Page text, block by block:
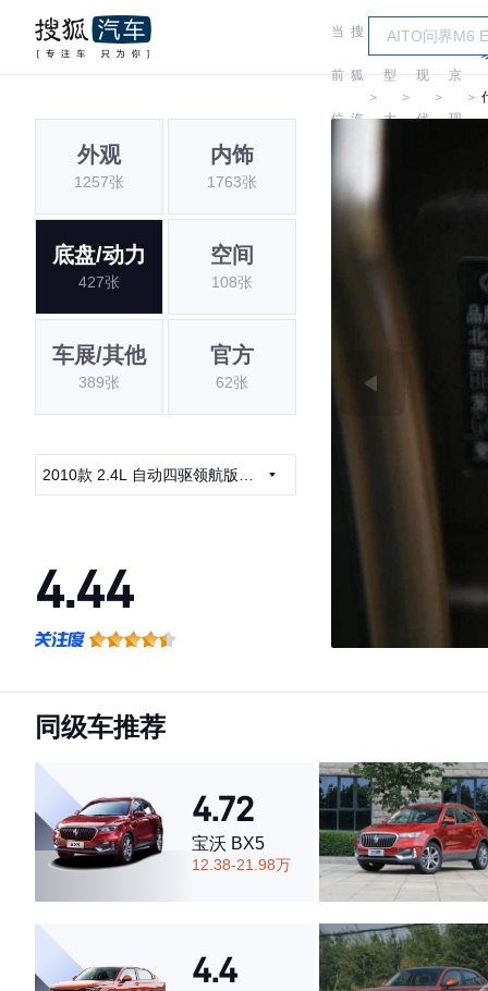
当
前
位
搜
狐
汽
＞
车
型
大
＞
现
代
＞
北
京
现
＞
外观
1257张
内饰
1763张
底盘/动力
427张
空间
108张
车展/其他
389张
官方
62张
2010款 2.4L 自动四驱领航版
4.44
·空间表现一般，低于57%同级车
同级车推荐
4.72
宝沃 BX5
12.38-21.98万
4.4